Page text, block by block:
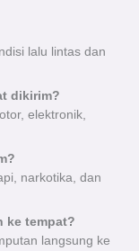
lalu lintas dan
dikirim?
elektronik,
narkotika, dan
ke tempat?
langsung ke